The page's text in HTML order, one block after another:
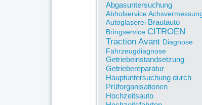
Abgasuntersuchung
Abholservice
Autoglaserei Brautauto
Bringservice CITROEN
Traction Avant Diagnose
Fahrzeugdiagnose
Getriebeinstandsetzung
Getriebereparatur
Hauptuntersuchung durch
Prüforganisationen
Hochzeitsauto